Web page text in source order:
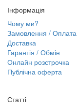
Інформація
Чому ми?
Замовлення / Оплата
Доставка
Гарантія / Обмін
Онлайн розстрочка
Публічна оферта
Статті